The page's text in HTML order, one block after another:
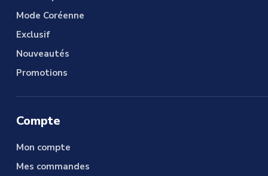
Mode Coréenne
Exclusif
Nouveautés
Promotions
Compte
Mon compte
Mes commandes